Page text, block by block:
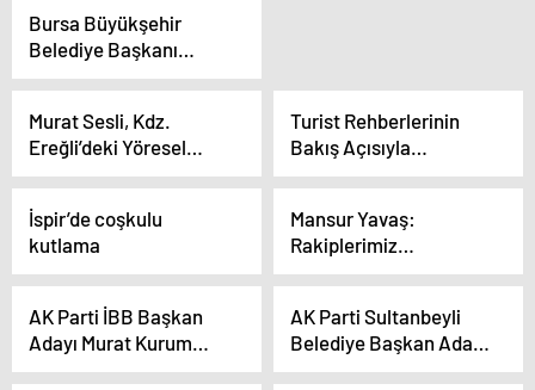
Bursa Büyükşehir
Belediye Başkanı
Alinur Aktaş, Yenişehir
anlattı
Murat Sesli, Kdz.
Ereğli’deki Yöresel
Derneklerle Buluştu
Turist Rehberlerinin
Bakış Açısıyla
Gaziantep Turizm
İspir’de coşkulu
kutlama
Mansur Yavaş:
Rakiplerimiz
yaptıklarımızı örnek
AK Parti İBB Başkan
Adayı Murat Kurum
İstanbulspor Kulübü’nü
AK Parti Sultanbeyli
Belediye Başkan Adayı
Ali Tombaş,